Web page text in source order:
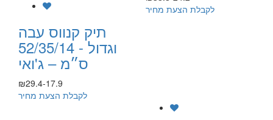
לקבלת הצעת מחיר
תיק קנווס עבה
וגדול - 52/35/14
ס״מ – ג'ואי
₪29.4-17.9
לקבלת הצעת מחיר